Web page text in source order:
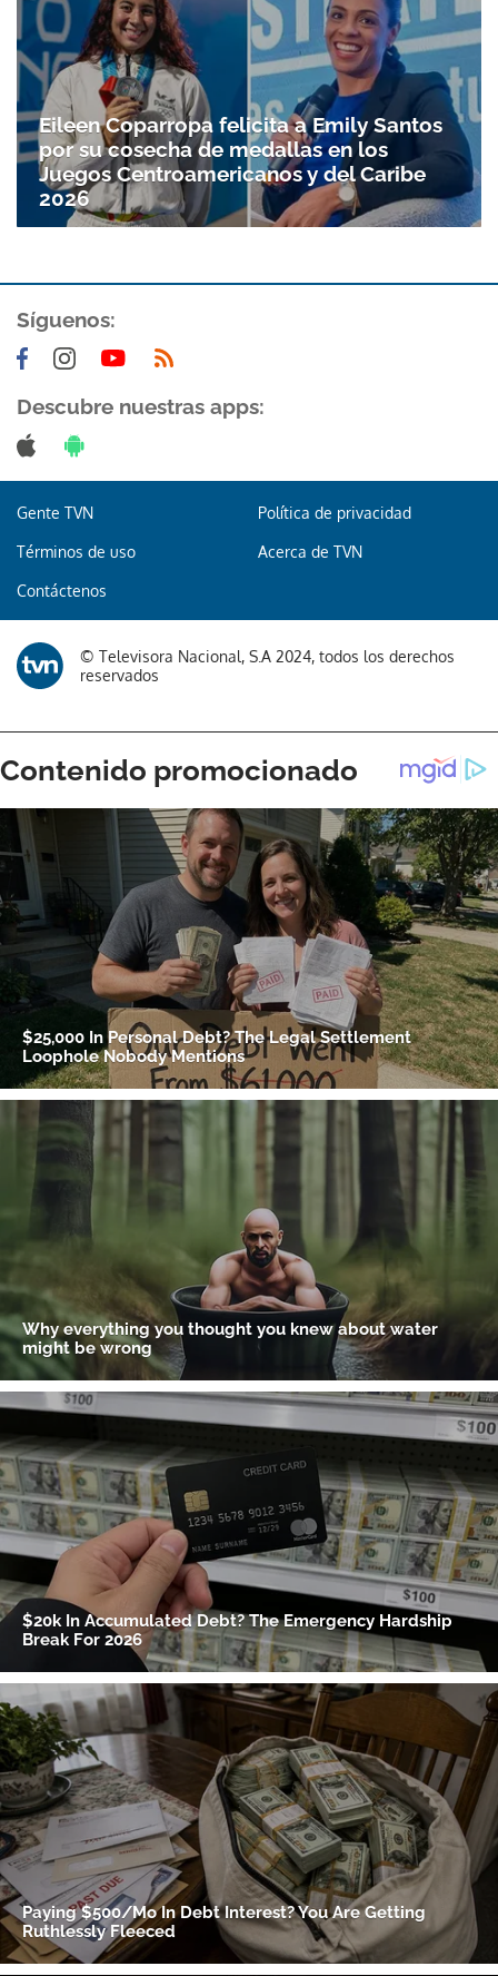
Eileen Coparropa felicita a Emily Santos
por su cosecha de medallas en los
Juegos Centroamericanos y del Caribe
2026
Síguenos:
Descubre nuestras apps:
Gente TVN Política de privacidad
Términos de uso Acerca de TVN
Contáctenos
© Televisora Nacional, S.A 2024, todos los derechos
reservados